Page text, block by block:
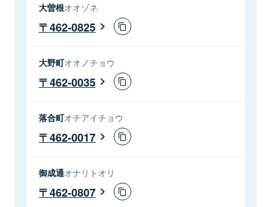
大曽根オオゾネ
462-0825
大野町オオノチョウ
462-0035
落合町オチアイチョウ
462-0017
御成通オナリトオリ
462-0807